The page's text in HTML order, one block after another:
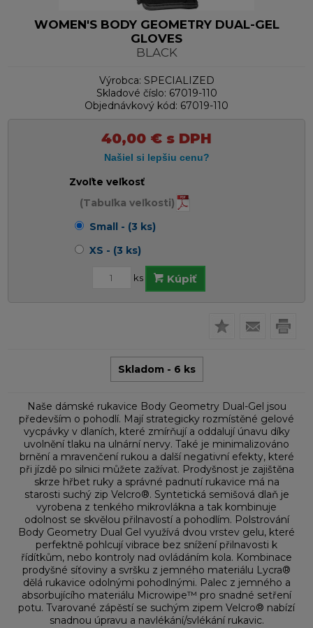
WOMEN'S BODY GEOMETRY DUAL-GEL
GLOVES
BLACK
Výrobca: SPECIALIZED
Skladové číslo: 67019-110
Objednávkový kód: 67019-110
40,00 € s DPH
Zvoľte veľkosť
(Tabuľka veľkosti)
Small - (3 ks)
XS - (3 ks)
ks Kúpiť
Skladom - 6 ks
Naše dámské rukavice Body Geometry Dual-Gel jsou
především o pohodlí. Mají strategicky rozmístěné gelové
vycpávky v dlaních, které zmírňují a oddalují únavu díky
uvolnění tlaku na ulnární nervy. Také je minimalizováno
brnění a mravenčení rukou a další negativní efekty, které
při jízdě po silnici můžete zažívat. Prodyšnost je zajištěna
skrze hřbet ruky a správné padnutí rukavice má na
starosti suchý zip Velcro®. Syntetická semišová dlaň je
vyrobena z tenkého mikrovlákna a tak kombinuje
odolnost se skvělou přilnavostí a pohodlím. Polstrování
Body Geometry Dual Gel využívá dvou vrstev gelu, které
perfektně pohlcují vibrace bez snížení přilnavosti k
řídítkům, nebo kontroly nad ovládáním kola. Kombinace
prodyšné síťoviny a svršku z jemného materiálu Lycra®
dělá rukavice odolnými pohodlnými. Palec z jemného a
absorbujícího materiálu Microwipe™ pro snadné setření
potu. Tvarované zápěstí se suchým zipem Velcro® nabízí
snadnou úpravu a navlékání/svlékání rukavic.